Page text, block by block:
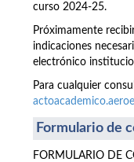
curso 2024-25.
Próximamente
indicaciones
electrónico
Para cualquier
Formulario de
FORMULARIO DE